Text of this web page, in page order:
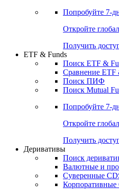
Попробуйте 7-
Откройте
Получить
ETF & Funds
Поиск ETF &
Сравнение ETF
Поиск ПИФ
Поиск Mutual
Попробуйте 7-
Откройте
Получить
Деривативы
Поиск
Валютные и
Суверенные
Корпоративные